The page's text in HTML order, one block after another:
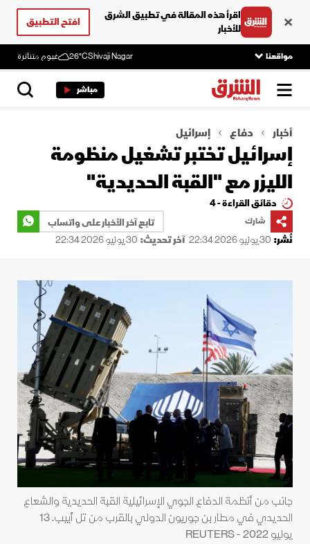
اقرأ هذه المقالة في تطبيق الشرق
للأخبار
افتح التطبيق
مواقعنا Shivaji Nagar
26°C غيوم متناثرة
مباشر
أخبار دفاع إسرائيل
إسرائيل تختبر تشغيل منظومة
الليزر مع "القبة الحديدية"
دقائق القراءة - 4
شارك
تابع آخر الأخبار على واتساب
نُشر: 30 يونيو 2026 22:34 آخر تحديث: 30 يونيو 2026 22:34
جانب من أنظمة الدفاع الجوي الإسرائيلية القبة الحديدية والشعاع
الحديدي في مطار بن جوريون الدولي بالقرب من تل أبيب. 13
يوليو 2022 - REUTERS